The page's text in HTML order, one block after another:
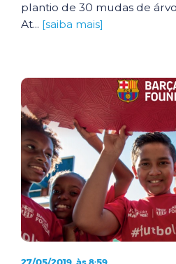
plantio de 30 mudas de
At... [saiba mais]
27/05/2019, às 8:59